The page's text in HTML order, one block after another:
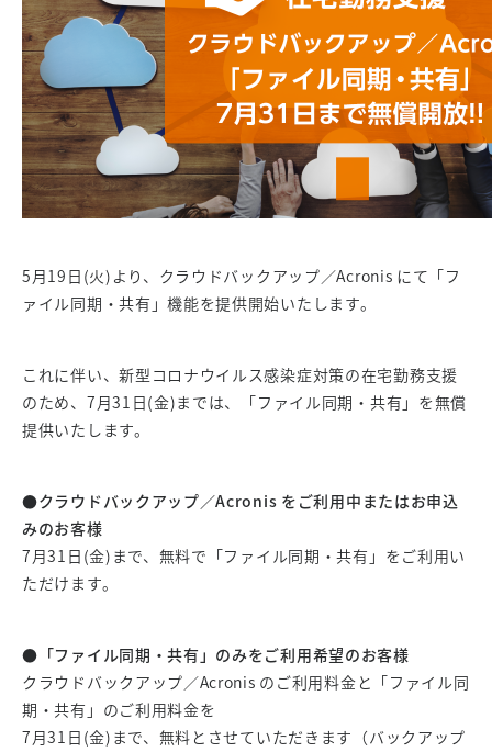
5月19日(火)より、クラウドバックアップ／Acronis にて「フ
ァイル同期・共有」機能を提供開始いたします。
これに伴い、新型コロナウイルス感染症対策の在宅勤務支援
のため、7月31日(金)までは、「ファイル同期・共有」を無償
提供いたします。
●クラウドバックアップ／Acronis をご利用中またはお申込
みのお客様
7月31日(金)まで、無料で「ファイル同期・共有」をご利用い
ただけます。
●「ファイル同期・共有」のみをご利用希望のお客様
クラウドバックアップ／Acronis のご利用料金と「ファイル同
期・共有」のご利用料金を
7月31日(金)まで、無料とさせていただきます（バックアップ